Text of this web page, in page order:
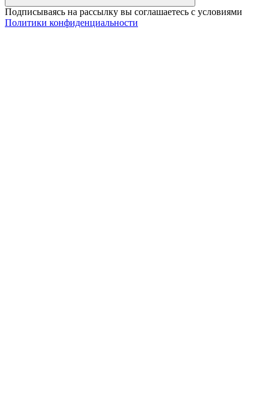
Подписываясь на рассылку вы соглашаетесь с условиями
Политики конфиденциальности